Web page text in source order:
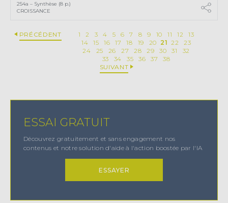
254a – Synthèse (8 p.)
CROISSANCE
PRÉCÉDENT 1 2 3 4 5 6 7 8 9 10 11 12
13
14
15 16 17 18 19 20 21 22
23
24
25 26 27 28 29 30 31
32
33
34 35 36 37
38
SUIVANT
ESSAI GRATUIT
Découvrez gratuitement et sans engagement nos
contenus et notre solution d'aide à l'action boostée par l'IA
ESSAYER